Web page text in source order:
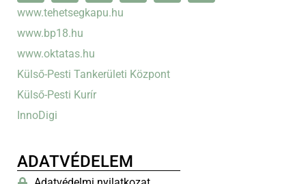
www.tehetsegkapu.hu
www.bp18.hu
www.oktatas.hu
Külső-Pesti Tankerületi Központ
Külső-Pesti Kurír
InnoDigi
ADATVÉDELEM